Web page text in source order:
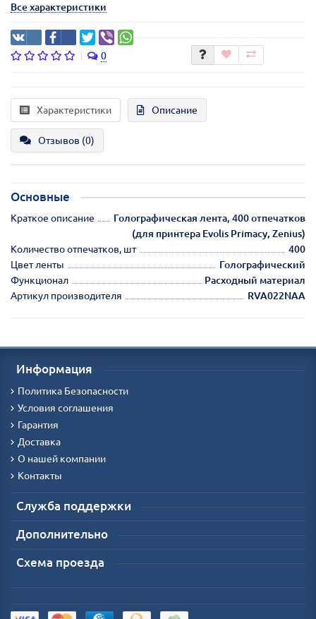
Все характеристики
0
Характеристики Описание
Отзывов (0)
Основные
Краткое описание
Голографическая лента, 400 отпечатков
(для принтера Evolis Primacy, Zenius)
Количество отпечатков, шт
400
Цвет ленты
Голографический
Функционал
Расходный материал
Артикул производителя
RVA022NAA
Информация
Политика Безопасности
Условия соглашения
Гарантия
Доставка
О нашей компании
Контакты
Служба поддержки
Дополнительно
Схема проезда